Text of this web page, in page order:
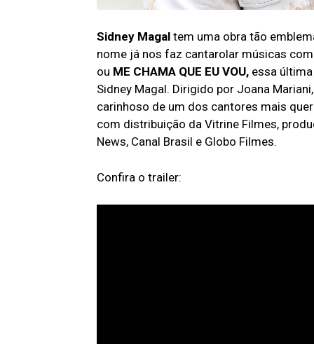
Sidney Magal tem uma obra tão
nome já nos faz cantarolar músicas
ou ME CHAMA QUE EU VOU, essa
Sidney Magal. Dirigido por Joana
carinhoso de um dos cantores mais
com distribuição da Vitrine Filmes,
News, Canal Brasil e Globo Filmes.
Confira o trailer: